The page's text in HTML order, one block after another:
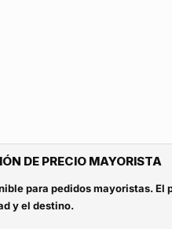
DE PRECIO MAYORISTA
para pedidos mayoristas. El
y el destino.